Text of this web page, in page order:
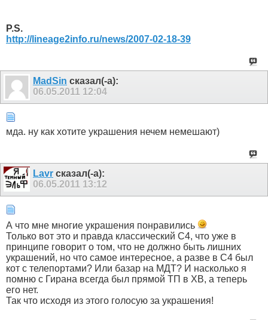
P.S.
http://lineage2info.ru/news/2007-02-18-39
MadSin сказал(-а):
06.05.2011 12:04
мда. ну как хотите украшения нечем немешают)
Lavr сказал(-а):
06.05.2011 13:12
А что мне многие украшения понравились
Только вот это и правда классический С4, что уже в
принципе говорит о том, что не должно быть лишних
украшений, но что самое интересное, а разве в С4 был
кот с телепортами? Или базар на МДТ? И насколько я
помню с Гирана всегда был прямой ТП в ХВ, а теперь
его нет.
Так что исходя из этого голосую за украшения!